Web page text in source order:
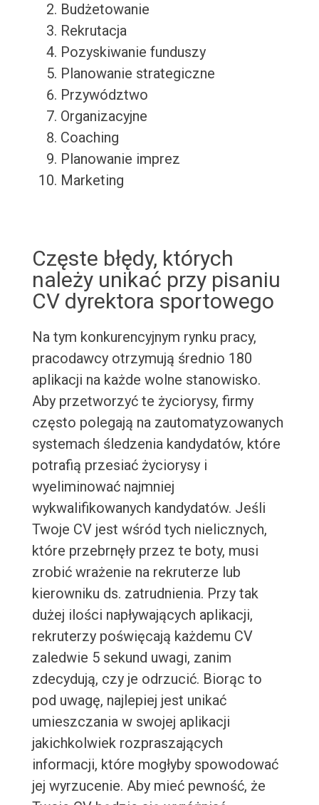
Budżetowanie
Rekrutacja
Pozyskiwanie funduszy
Planowanie strategiczne
Przywództwo
Organizacyjne
Coaching
Planowanie imprez
Marketing
Częste błędy, których
należy unikać przy pisaniu
CV dyrektora sportowego
Na tym konkurencyjnym rynku pracy,
pracodawcy otrzymują średnio 180
aplikacji na każde wolne stanowisko.
Aby przetworzyć te życiorysy, firmy
często polegają na zautomatyzowanych
systemach śledzenia kandydatów, które
potrafią przesiać życiorysy i
wyeliminować najmniej
wykwalifikowanych kandydatów. Jeśli
Twoje CV jest wśród tych nielicznych,
które przebrnęły przez te boty, musi
zrobić wrażenie na rekruterze lub
kierowniku ds. zatrudnienia. Przy tak
dużej ilości napływających aplikacji,
rekruterzy poświęcają każdemu CV
zaledwie 5 sekund uwagi, zanim
zdecydują, czy je odrzucić. Biorąc to
pod uwagę, najlepiej jest unikać
umieszczania w swojej aplikacji
jakichkolwiek rozpraszających
informacji, które mogłyby spowodować
jej wyrzucenie. Aby mieć pewność, że